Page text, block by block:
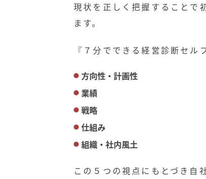
現状を正しく把握することで
ます。
『７分でできる経営診断セル
方向性・計画性
業績
戦略
仕組み
組織・社内風土
この５つの視点にもとづき自